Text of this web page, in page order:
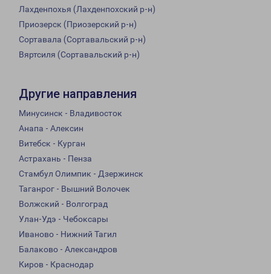
Лахденпохья (Лахденпохский р-н)
Приозерск (Приозерский р-н)
Сортавала (Сортавальский р-н)
Вяртсиля (Сортавальский р-н)
Другие направления
Минусинск - Владивосток
Анапа - Алексин
Витебск - Курган
Астрахань - Пенза
Стамбул Олимпик - Дзержинск
Таганрог - Вышний Волочек
Волжский - Волгоград
Улан-Удэ - Чебоксары
Иваново - Нижний Тагил
Балаково - Александров
Киров - Краснодар